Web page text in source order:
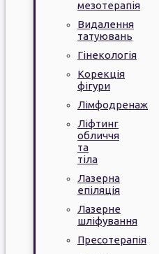
мезотерапія
Видалення
татуювань
Гінекологія
Корекція
фігури
Лімфодренаж
Ліфтинг
обличчя
та
тіла
Лазерна
епіляція
Лазерне
шліфування
Пресотерапія